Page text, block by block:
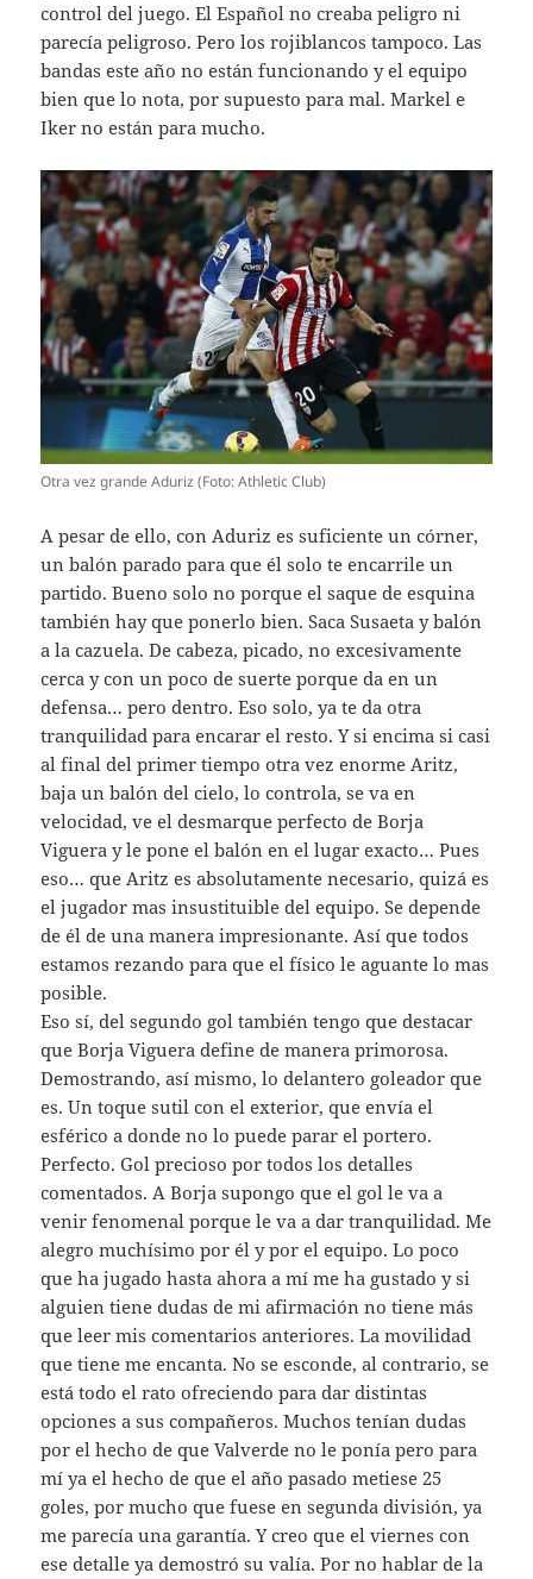
control del juego. El Español no creaba peligro ni
parecía peligroso. Pero los rojiblancos tampoco. Las
bandas este año no están funcionando y el equipo
bien que lo nota, por supuesto para mal. Markel e
Iker no están para mucho.
Otra vez grande Aduriz (Foto: Athletic Club)
A pesar de ello, con Aduriz es suficiente un córner,
un balón parado para que él solo te encarrile un
partido. Bueno solo no porque el saque de esquina
también hay que ponerlo bien. Saca Susaeta y balón
a la cazuela. De cabeza, picado, no excesivamente
cerca y con un poco de suerte porque da en un
defensa… pero dentro. Eso solo, ya te da otra
tranquilidad para encarar el resto. Y si encima si casi
al final del primer tiempo otra vez enorme Aritz,
baja un balón del cielo, lo controla, se va en
velocidad, ve el desmarque perfecto de Borja
Viguera y le pone el balón en el lugar exacto… Pues
eso… que Aritz es absolutamente necesario, quizá es
el jugador mas insustituible del equipo. Se depende
de él de una manera impresionante. Así que todos
estamos rezando para que el físico le aguante lo mas
posible.
Eso sí, del segundo gol también tengo que destacar
que Borja Viguera define de manera primorosa.
Demostrando, así mismo, lo delantero goleador que
es. Un toque sutil con el exterior, que envía el
esférico a donde no lo puede parar el portero.
Perfecto. Gol precioso por todos los detalles
comentados. A Borja supongo que el gol le va a
venir fenomenal porque le va a dar tranquilidad. Me
alegro muchísimo por él y por el equipo. Lo poco
que ha jugado hasta ahora a mí me ha gustado y si
alguien tiene dudas de mi afirmación no tiene más
que leer mis comentarios anteriores. La movilidad
que tiene me encanta. No se esconde, al contrario, se
está todo el rato ofreciendo para dar distintas
opciones a sus compañeros. Muchos tenían dudas
por el hecho de que Valverde no le ponía pero para
mí ya el hecho de que el año pasado metiese 25
goles, por mucho que fuese en segunda división, ya
me parecía una garantía. Y creo que el viernes con
ese detalle ya demostró su valía. Por no hablar de la